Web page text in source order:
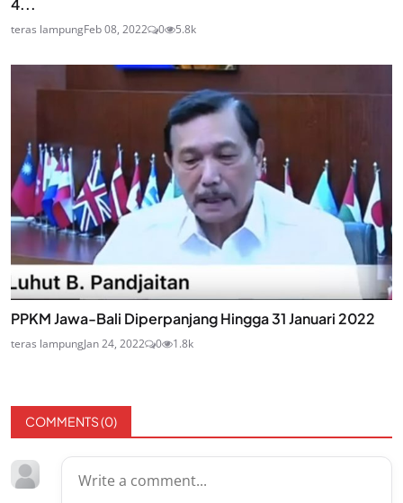
4...
teras lampungFeb 08, 2022 0 5.8k
PPKM Jawa-Bali Diperpanjang Hingga 31 Januari 2022
teras lampungJan 24, 2022 0 1.8k
COMMENTS (0)